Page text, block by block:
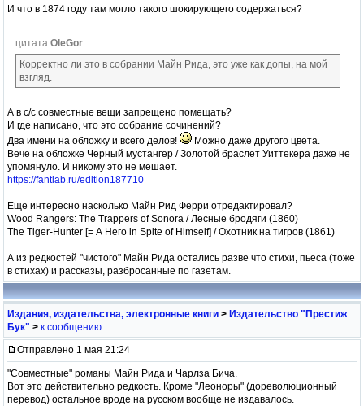
И что в 1874 году там могло такого шокирующего содержаться?
цитата OleGor
Корректно ли это в собрании Майн Рида, это уже как допы, на мой
взгляд.
А в с/с совместные вещи запрещено помещать?
И где написано, что это собрание сочинений?
Два имени на обложку и всего делов!
Можно даже другого цвета.
Вече на обложке Черный мустангер / Золотой браслет Уиттекера даже не
упомянуло. И никому это не мешает.
https://fantlab.ru/edition187710
Еще интересно насколько Майн Рид Ферри отредактировал?
Wood Rangers: The Trappers of Sonora / Лесные бродяги (1860)
The Tiger-Hunter [= А Него in Spite of Himself] / Охотник на тигров (1861)
А из редкостей "чистого" Майн Рида остались разве что стихи, пьеса (тоже
в стихах) и рассказы, разбросанные по газетам.
Издания, издательства, электронные книги > Издательство "Престиж
Бук" > к сообщению
Отправлено 1 мая 21:24
"Совместные" романы Майн Рида и Чарлза Бича.
Вот это действительно редкость. Кроме "Леоноры" (дореволюционный
перевод) остальное вроде на русском вообще не издавалось.